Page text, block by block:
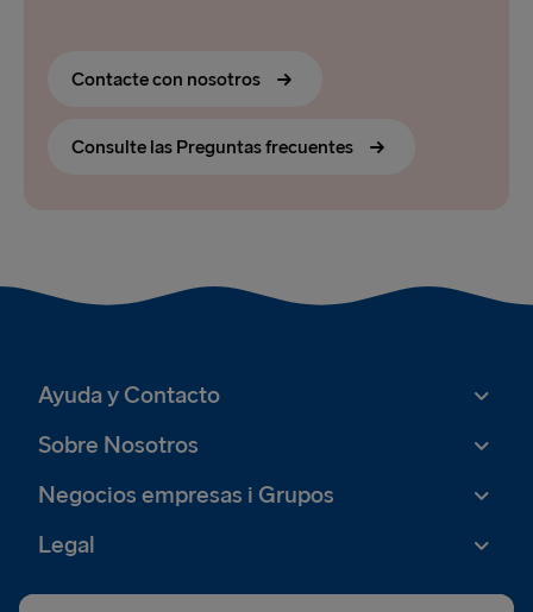
Contacte con nosotros
Consulte las Preguntas frecuentes
Ayuda y Contacto
Sobre Nosotros
Negocios empresas i Grupos
Legal